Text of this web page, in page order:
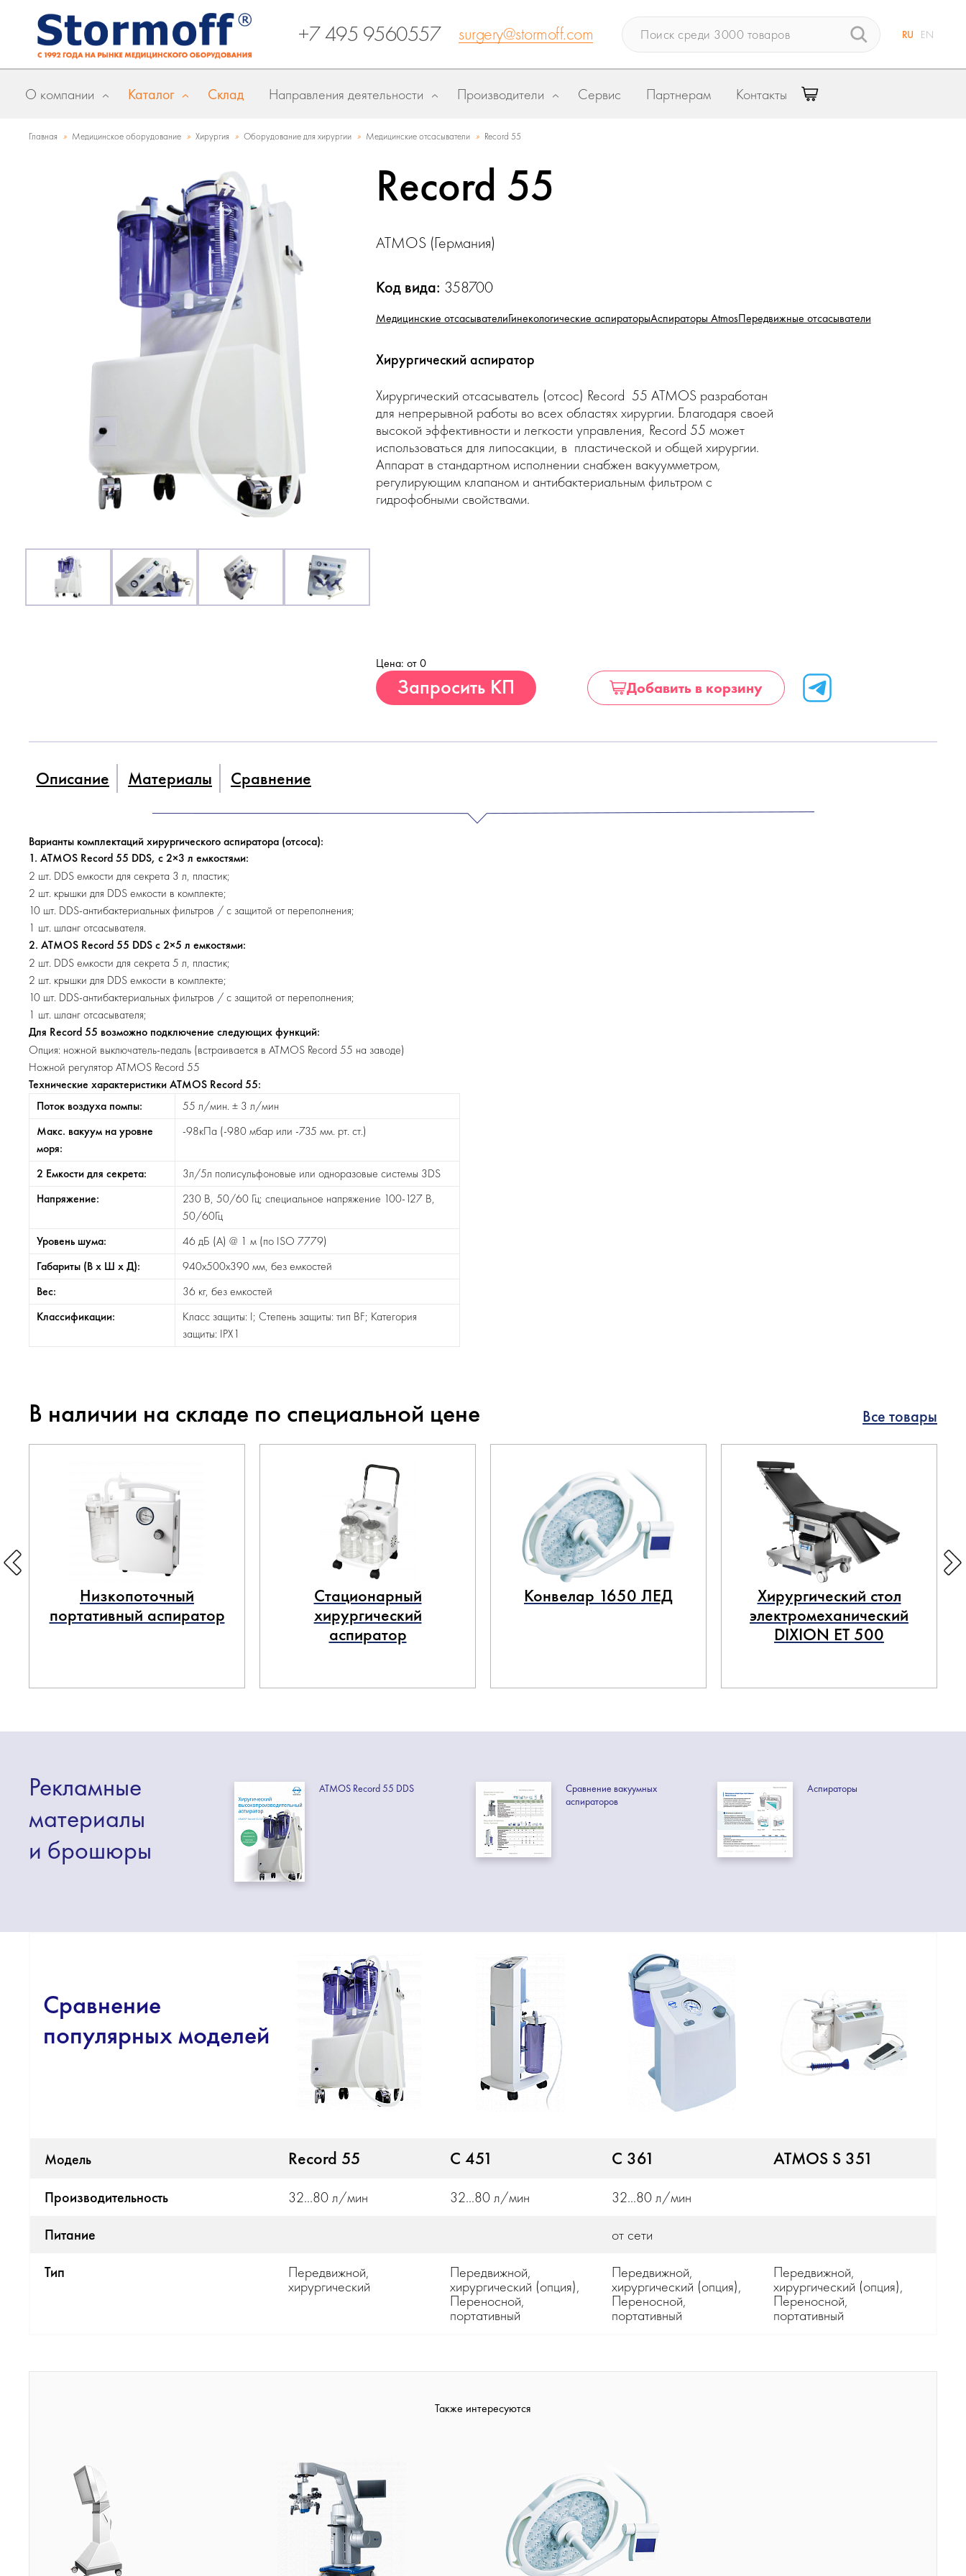
+7 495 9560557 surgery@stormoff.com RU EN
О компании Каталог Склад Направления деятельности Производители Сервис Партнерам Контакты
Главная » Медицинское оборудование » Хирургия » Оборудование для хирургии » Медицинские отсасыватели » Record 55
Record 55
ATMOS (Германия)
Код вида: 358700
Медицинские отсасывателиГинекологические аспираторыАспираторы AtmosПередвижные отсасыватели
Хирургический аспиратор
Хирургический отсасыватель (отсос) Record 55 ATMOS разработан
для непрерывной работы во всех областях хирургии. Благодаря своей
высокой эффективности и легкости управления, Record 55 может
использоваться для липосакции, в пластической и общей хирургии.
Аппарат в стандартном исполнении снабжен вакуумметром,
регулирующим клапаном и антибактериальным фильтром с
гидрофобными свойствами.
Цена: от 0
Запросить КП Добавить в корзину
Описание Материалы Сравнение
Варианты комплектаций хирургического аспиратора (отсоса):
1. ATMOS Record 55 DDS, с 2×3 л емкостями:
2 шт. DDS емкости для секрета 3 л, пластик;
2 шт. крышки для DDS емкости в комплекте;
10 шт. DDS-антибактериальныхфильтров / с защитой от переполнения;
1 шт. шланг отсасывателя.
2. ATMOS Record 55 DDS с 2×5 л емкостями:
2 шт. DDS емкости для секрета 5 л, пластик;
2 шт. крышки для DDS емкости в комплекте;
10 шт. DDS-антибактериальныхфильтров / с защитой от переполнения;
1 шт. шланг отсасывателя;
Для Record 55 возможно подключение следующих функций:
Опция: ножной выключатель-педаль (встраивается в ATMOS Record 55 на заводе)
Ножной регулятор ATMOS Record 55
Технические характеристики ATMOS Record 55:
Поток воздуха помпы:
55 л/мин. ± 3 л/мин
Макс. вакуум на уровне
моря:
-98кПа (-980 мбар или -735 мм. рт. ст.)
2 Емкости для секрета:
3л/5л полисульфоновые или одноразовые системы 3DS
Напряжение:
230 В, 50/60 Гц; специальное напряжение 100-127 В,
50/60Гц
Уровень шума:
46 дБ (А) @ 1 м (по ISO 7779)
Габариты (В х Ш х Д):
940х500х390 мм, без емкостей
Вес:
36 кг, без емкостей
Классификации:
Класс защиты: I; Степень защиты: тип BF; Категория
защиты: IPX1
В наличии на складе по специальной цене Все товары
Низкопоточный
портативный аспиратор
Стационарный
хирургический
аспиратор
Конвелар 1650 ЛЕД
Хирургический стол
электромеханический
DIXION ET 500
Рекламные
материалы
и брошюры
ATMOS Record 55 DDS
Сравнение вакуумных
аспираторов
Аспираторы
Сравнение
популярных моделей
Модель Record 55 С 451 C 361 ATMOS S 351
Производительность 32...80 л/мин 32...80 л/мин
32...80 л/мин
Питание
от сети
Тип
Передвижной,
хирургический
Передвижной,
хирургический (опция),
Переносной,
портативный
Передвижной,
хирургический (опция),
Переносной,
портативный
Передвижной,
хирургический (опция),
Переносной,
портативный
Также интересуются